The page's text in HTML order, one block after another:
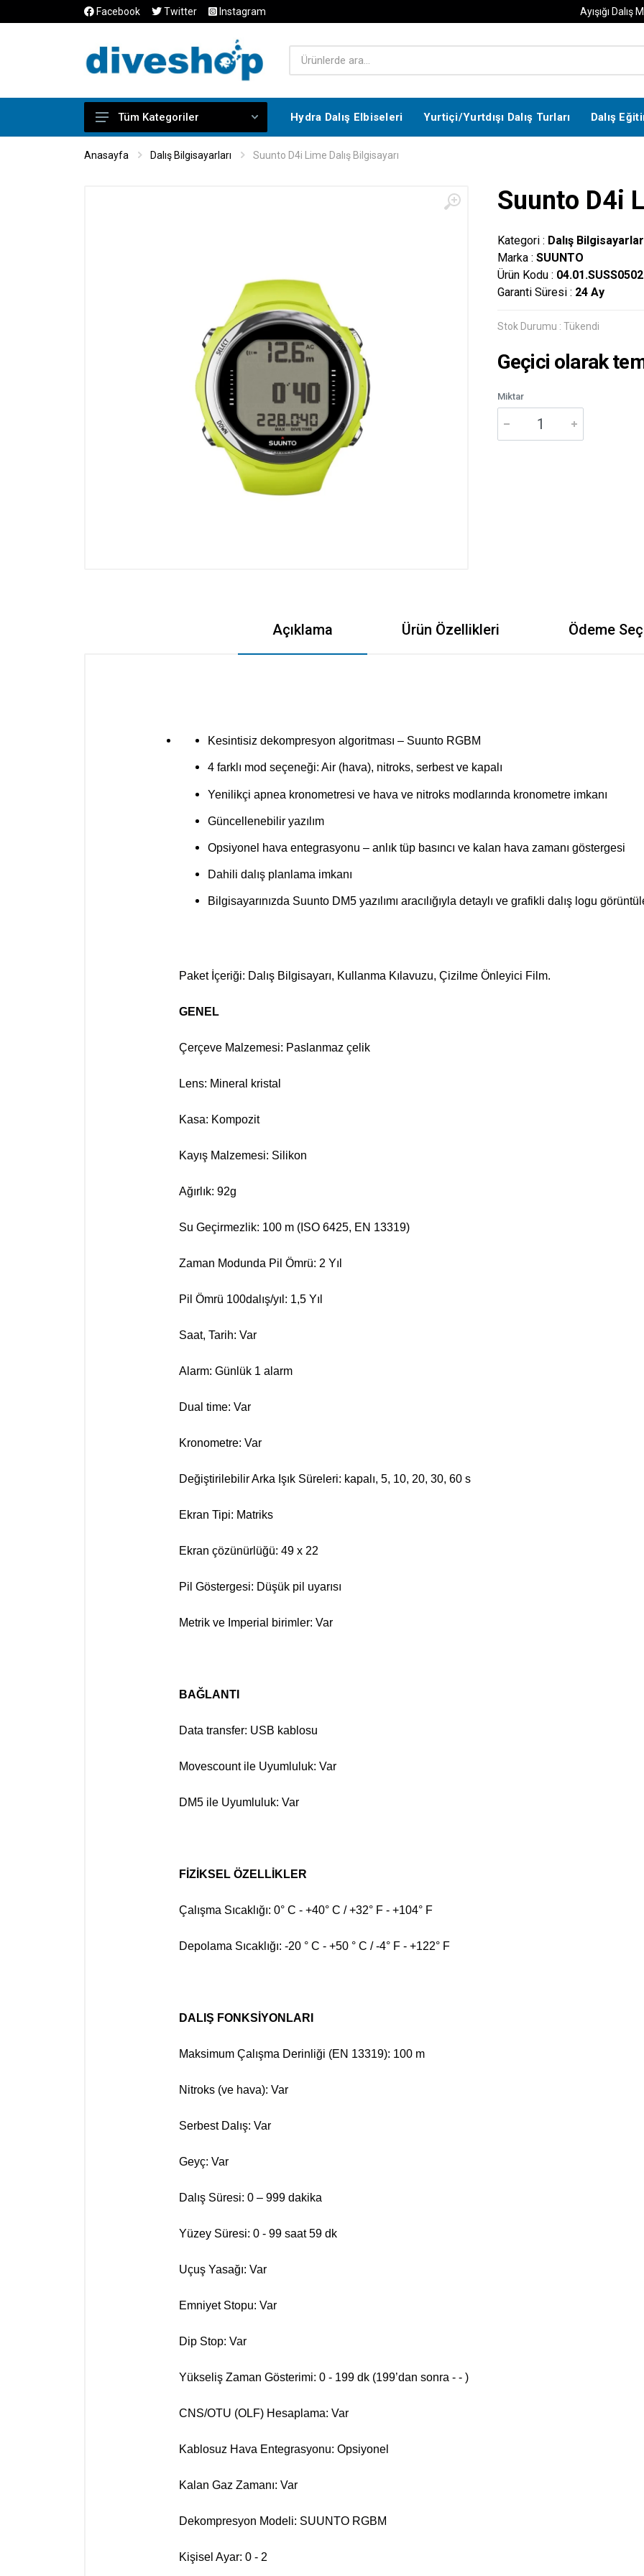
Facebook Twitter Instagram Ayışığı Dalış
Dalış Eğitimleri
Sualtı Fotoğraf Makineleri -
Zıpkın ve Serbest Dalış
Tüm Kategoriler Hydra Dalış Elbiseleri Yurtiçi/Yurtdışı Dalış Turları Dalış
Anasayfa Dalış Bilgisayarları Suunto D4i Lime Dalış Bilgisayarı
Suunto D4i
Kategori : Dalış
Marka : SUUNTO
Ürün Kodu :
Garanti Süresi : 24 Ay
Stok Durumu : Tükendi
Geçici olarak
Miktar
Açıklama Ürün Özellikleri Ödeme
Kesintisiz dekompresyon algoritması – Suunto RGBM
4 farklı mod seçeneği: Air (hava), nitroks, serbest ve kapalı
Yenilikçi apnea kronometresi ve hava ve nitroks modlarında kronometre imkanı
Güncellenebilir yazılım
Opsiyonel hava entegrasyonu – anlık tüp basıncı ve kalan hava zamanı göstergesi
Dahili dalış planlama imkanı
Bilgisayarınızda Suunto DM5 yazılımı aracılığıyla detaylı ve grafikli dalış logu
Paket İçeriği: Dalış Bilgisayarı, Kullanma Kılavuzu, Çizilme Önleyici Film.
GENEL
Çerçeve Malzemesi: Paslanmaz çelik
Lens: Mineral kristal
Kasa: Kompozit
Kayış Malzemesi: Silikon
Ağırlık: 92g
Su Geçirmezlik: 100 m (ISO 6425, EN 13319)
Zaman Modunda Pil Ömrü: 2 Yıl
Pil Ömrü 100dalış/yıl: 1,5 Yıl
Saat, Tarih: Var
Alarm: Günlük 1 alarm
Dual time: Var
Kronometre: Var
Değiştirilebilir Arka Işık Süreleri: kapalı, 5, 10, 20, 30, 60 s
Ekran Tipi: Matriks
Ekran çözünürlüğü: 49 x 22
Pil Göstergesi: Düşük pil uyarısı
Metrik ve Imperial birimler: Var
BAĞLANTI
Data transfer: USB kablosu
Movescount ile Uyumluluk: Var
DM5 ile Uyumluluk: Var
FİZİKSEL ÖZELLİKLER
Çalışma Sıcaklığı: 0° C - +40° C / +32° F - +104° F
Depolama Sıcaklığı: -20 ° C - +50 ° C / -4° F - +122° F
DALIŞ FONKSİYONLARI
Maksimum Çalışma Derinliği (EN 13319): 100 m
Nitroks (ve hava): Var
Serbest Dalış: Var
Geyç: Var
Dalış Süresi: 0 – 999 dakika
Yüzey Süresi: 0 - 99 saat 59 dk
Uçuş Yasağı: Var
Emniyet Stopu: Var
Dip Stop: Var
Yükseliş Zaman Gösterimi: 0 - 199 dk (199’dan sonra - - )
CNS/OTU (OLF) Hesaplama: Var
Kablosuz Hava Entegrasyonu: Opsiyonel
Kalan Gaz Zamanı: Var
Dekompresyon Modeli: SUUNTO RGBM
Kişisel Ayar: 0 - 2